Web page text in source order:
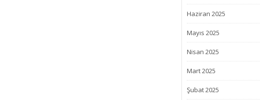
Haziran 2025
Mayıs 2025
Nisan 2025
Mart 2025
Şubat 2025